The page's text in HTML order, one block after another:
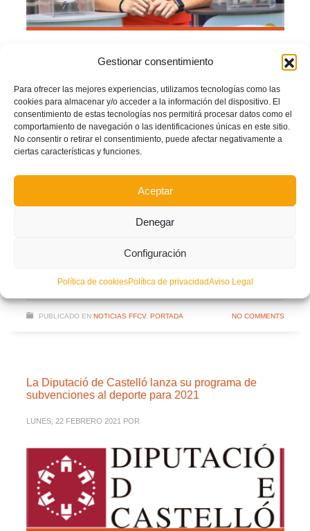
Gestionar consentimiento
Para ofrecer las mejores experiencias, utilizamos tecnologías como las
cookies para almacenar y/o acceder a la información del dispositivo. El
consentimiento de estas tecnologías nos permitirá procesar datos como el
comportamiento de navegación o las identificaciones únicas en este sitio.
No consentir o retirar el consentimiento, puede afectar negativamente a
ciertas características y funciones.
Aceptar
Denegar
Configuración
Política de cookiesPolítica de privacidadAviso Legal
Federació de Futbol de la Comunitat Valencianaofrece 150.000 euros de
El plazo para la solicitud de esta ayuda comenzó el día 3 de noviembre y está
abierto hasta el martes 16 de noviembre de 2021.
Las bases para la solicitud de esta ayuda las puedesCONSULTAR PINCHANDO
AQUÍo en el Portal de ayudas económicas a clubes de la FFCV.
Compartir
PUBLICADO EN NOTICIAS FFCV, PORTADA NO COMMENTS
La Diputació de Castelló lanza su programa de
subvenciones al deporte para 2021
LUNES, 22 FEBRERO 2021 POR